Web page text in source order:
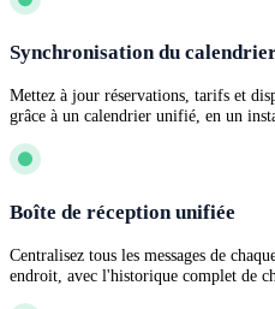
Synchronisation du
Mettez à jour réservations, tarifs et
grâce à un calendrier unifié, en un
Boîte de réception unifiée
Centralisez tous les messages de
endroit, avec l'historique complet de